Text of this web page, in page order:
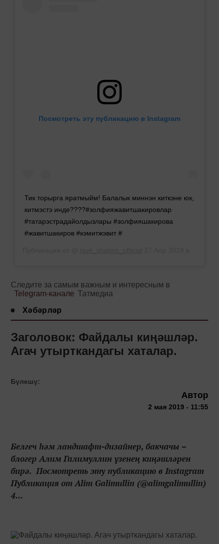
Посмотреть эту публикацию в Instagram
Тик торырга яратмыйм! Балалык миннэн киткэне юк,
китмэстэ инде????#золфияжавитшакировлар
#татарэстрадайолдызлары #золфияшакирова
#жавитшакиров #кэмитжэвит #
Следите за самым важным и интересным в
Telegram-канале Татмедиа
Хәбәрләр
Заголовок: Файдалы киңәшләр.
Агач утырткандагы хаталар.
Бүлешү:
Автор
2 мая 2019 - 11:55
Белгеч һәм ландшафт-дизайнер, бакчачы –
блогер Алим Галимуллин үзенең киңәшләрен
бирә. Посмотреть эту публикацию в Instagram
Публикация от Alim Galimullin (@alimgalimullin)
4...